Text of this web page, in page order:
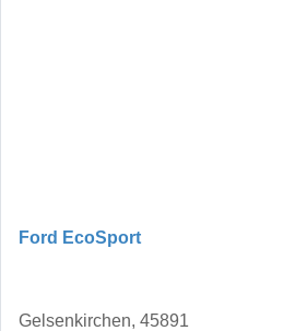
Ford EcoSport
Gelsenkirchen, 45891